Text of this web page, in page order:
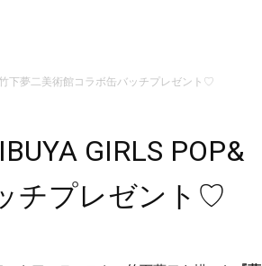
下夢二美術館コラボ缶バッチプレゼント♡
GIRLS POP&
チプレゼント♡